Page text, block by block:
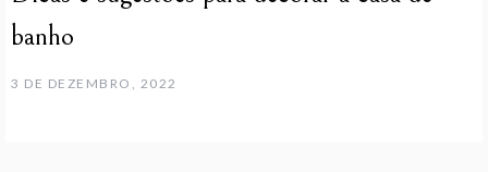
banho
3 DE DEZEMBRO, 2022